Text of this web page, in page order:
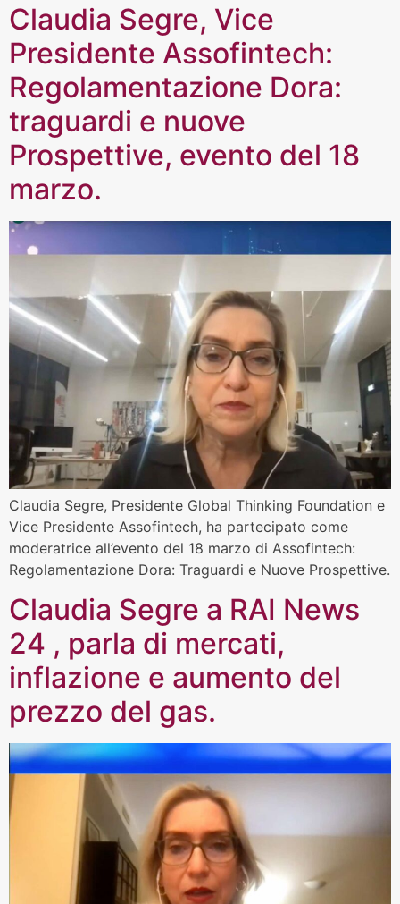
Claudia Segre, Vice
Presidente Assofintech:
Regolamentazione Dora:
traguardi e nuove
Prospettive, evento del 18
marzo.
Claudia Segre, Presidente Global Thinking Foundation e
Vice Presidente Assofintech, ha partecipato come
moderatrice all’evento del 18 marzo di Assofintech:
Regolamentazione Dora: Traguardi e Nuove Prospettive.
Claudia Segre a RAI News
24 , parla di mercati,
inflazione e aumento del
prezzo del gas.